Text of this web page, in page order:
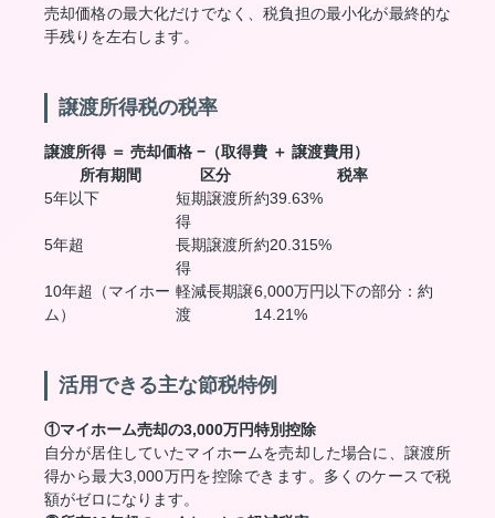
売却価格の最大化だけでなく、税負担の最小化が最終的な
手残りを左右します。
譲渡所得税の税率
譲渡所得 ＝ 売却価格 −（取得費 ＋ 譲渡費用）
所有期間
区分
税率
5年以下
短期譲渡所
得
約39.63%
5年超
長期譲渡所
得
約20.315%
10年超（マイホー
ム）
軽減長期譲
渡
6,000万円以下の部分：約
14.21%
活用できる主な節税特例
①マイホーム売却の3,000万円特別控除
自分が居住していたマイホームを売却した場合に、譲渡所
得から最大3,000万円を控除できます。多くのケースで税
額がゼロになります。